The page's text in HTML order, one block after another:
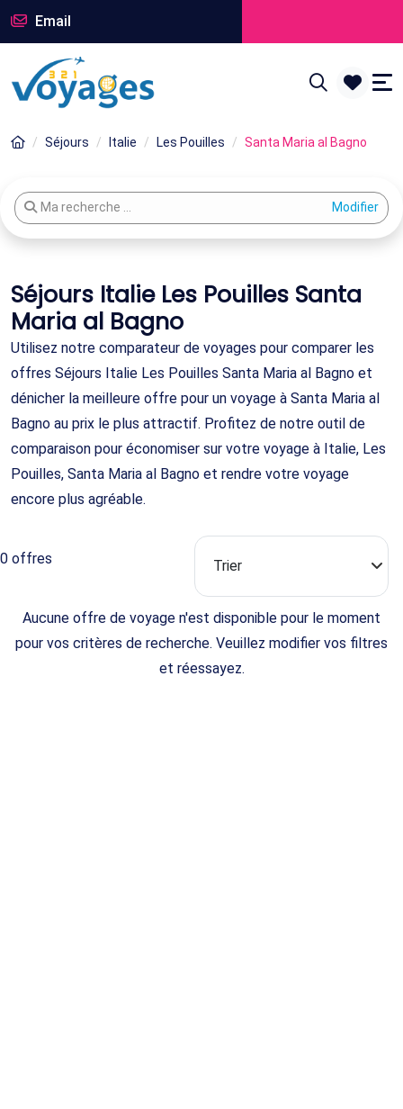
Email
Séjours Italie Les Pouilles Santa Maria al Bagno
Modifier votre recherche
Ma recherche ...
Séjours Italie Les Pouilles Santa
Maria al Bagno
Utilisez notre comparateur de voyages pour comparer les
offres Séjours Italie Les Pouilles Santa Maria al Bagno et
dénicher la meilleure offre pour un voyage à Santa Maria al
Bagno au prix le plus attractif. Profitez de notre outil de
comparaison pour économiser sur votre voyage à Italie, Les
Pouilles, Santa Maria al Bagno et rendre votre voyage
encore plus agréable.
0 offres
Aucune offre de voyage n'est disponible pour le moment
pour vos critères de recherche. Veuillez modifier vos filtres
et réessayez.